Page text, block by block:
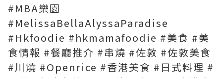
#MBA樂園
#MelissaBellaAlyssaParadise
#Hkfoodie #hkmamafoodie #美食 #美
食情報 #餐廳推介 #串燒 #佐敦 #佐敦美食
#川燒 #Openrice #香港美食 #日式料理 #